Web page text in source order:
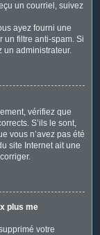
un courriel, suivez
ayez fourni une
un filtre anti-spam. Si
un administrateur.
vérifiez que
S’ils le sont,
vous n’avez pas été
site Internet ait une
plus me
votre